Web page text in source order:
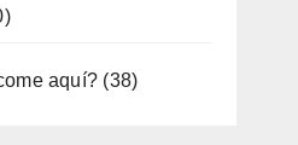
aquí? (38)